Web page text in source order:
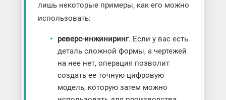
лишь некоторые примеры, как его можно
использовать:
реверс-инжиниринг. Если у вас есть
деталь сложной формы, а чертежей
на нее нет, операция позволит
создать ее точную цифровую
модель, которую затем можно